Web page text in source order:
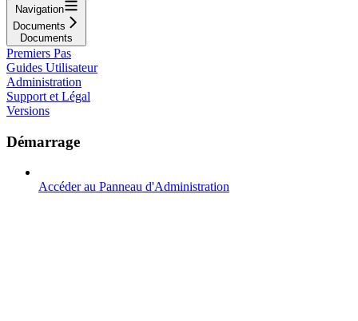
Navigation
Documents
Documents
Premiers Pas
Guides Utilisateur
Administration
Support et Légal
Versions
Démarrage
Accéder au Panneau d'Administration